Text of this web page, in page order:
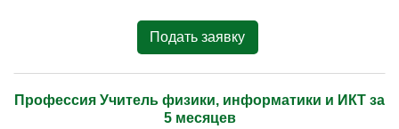
Подать заявку
Профессия Учитель физики, информатики и ИКТ за
5 месяцев